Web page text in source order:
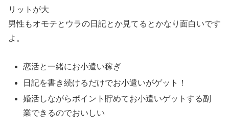
リットが大
男性もオモテとウラの日記とか見てるとかなり面白いです
よ。
恋活と一緒にお小遣い稼ぎ
日記を書き続けるだけでお小遣いがゲット！
婚活しながらポイント貯めてお小遣いゲットする副
業できるのでおいしい